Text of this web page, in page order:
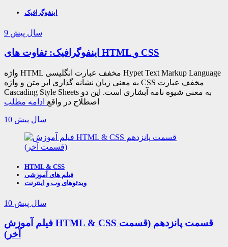
اینفوگرافیک
9 سال پیش
اینفوگرافیک: تفاوت های HTML و CSS
واژه HTML مخفف عبارت انگلیسی Hypet Text Markup Language
به معنی زبان نشانه گذاری ابر متن و واژه CSS مخفف عبارت
Cascading Style Sheets به معنی شیوه نامه آبشاری است. این دو
اصطلاح در واقع ادامه مطلب
10 سال پیش
HTML & CSS
فیلم های آموزشی
ویدئوهای وب و اینترنت
10 سال پیش
فیلم آموزش HTML & CSS قسمت پانزدهم (قسمت
آخر)